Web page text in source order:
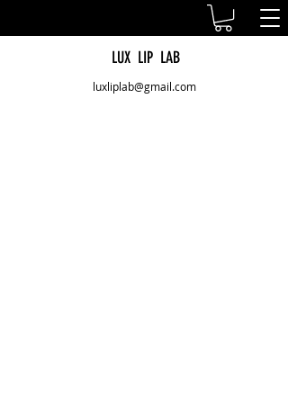
LUX LIP LAB
luxliplab@gmail.com